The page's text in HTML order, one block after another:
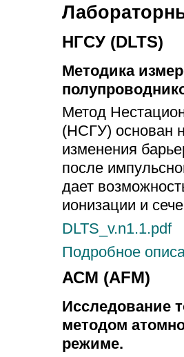
НГСУ (DLTS)
Методика
Метод
(НСГУ) основан
изменения
после
дает
ионизации и
DLTS_v.n1.1.pdf
Подробное
АСМ (AFM)
Исследование
методом
режиме.